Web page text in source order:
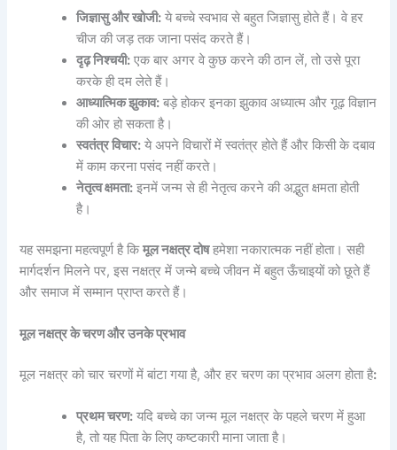
जिज्ञासु और खोजी: ये बच्चे स्वभाव से बहुत जिज्ञासु होते हैं। वे हर
चीज की जड़ तक जाना पसंद करते हैं।
दृढ़ निश्चयी: एक बार अगर वे कुछ करने की ठान लें, तो उसे पूरा
करके ही दम लेते हैं।
आध्यात्मिक झुकाव: बड़े होकर इनका झुकाव अध्यात्म और गूढ़ विज्ञान
की ओर हो सकता है।
स्वतंत्र विचार: ये अपने विचारों में स्वतंत्र होते हैं और किसी के दबाव
में काम करना पसंद नहीं करते।
नेतृत्व क्षमता: इनमें जन्म से ही नेतृत्व करने की अद्भुत क्षमता होती
है।
यह समझना महत्वपूर्ण है किमूल नक्षत्र दोषहमेशा नकारात्मक नहीं होता। सही
मार्गदर्शन मिलने पर, इस नक्षत्र में जन्मे बच्चे जीवन में बहुत ऊँचाइयों को छूते हैं
और समाज में सम्मान प्राप्त करते हैं।
मूल नक्षत्र के चरण और उनके प्रभाव
मूल नक्षत्र को चार चरणों में बांटा गया है, और हर चरण का प्रभाव अलग होता है:
प्रथम चरण: यदि बच्चे का जन्म मूल नक्षत्र के पहले चरण में हुआ
है, तो यह पिता के लिए कष्टकारी माना जाता है।